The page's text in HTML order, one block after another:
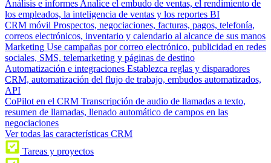
Análisis e informes Analice el embudo de ventas, el rendimiento de
los empleados, la inteligencia de ventas y los reportes BI
CRM móvil Prospectos, negociaciones, facturas, pagos, telefonía,
correos electrónicos, inventario y calendario al alcance de sus manos
Marketing Use campañas por correo electrónico, publicidad en redes
sociales, SMS, telemarketing y páginas de destino
Automatización e integraciones Establezca reglas y disparadores
CRM, automatización del flujo de trabajo, embudos automatizados,
API
CoPilot en el CRM Transcripción de audio de llamadas a texto,
resumen de llamadas, llenado automático de campos en las
negociaciones
Ver todas las características CRM
Tareas y proyectos